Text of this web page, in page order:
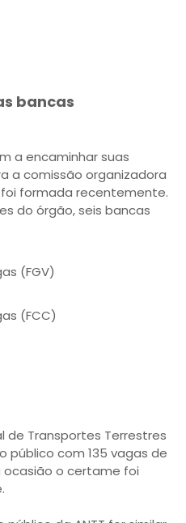
bancas
a encaminhar suas
a comissão organizadora
formada recentemente.
do órgão, seis bancas
(FGV)
(FCC)
de Transportes Terrestres
público com 135 vagas de
ocasião o certame foi